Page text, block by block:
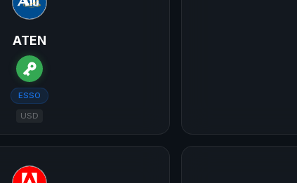
ATEN
ESSO
USD